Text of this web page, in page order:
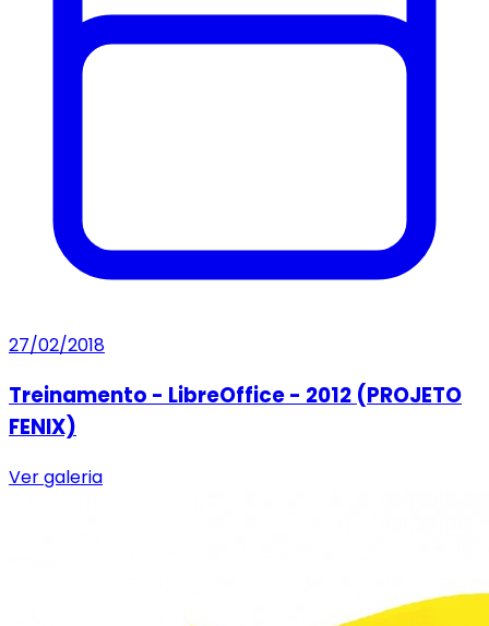
27/02/2018
Treinamento - LibreOffice - 2012 (PROJETO
FENIX)
Ver galeria